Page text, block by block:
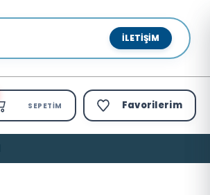
İLETIŞIM
SEPETIM Favorilerim